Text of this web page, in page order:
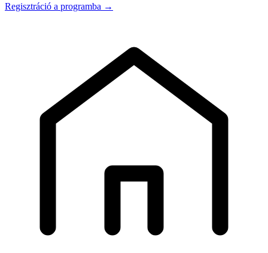
Regisztráció a programba →